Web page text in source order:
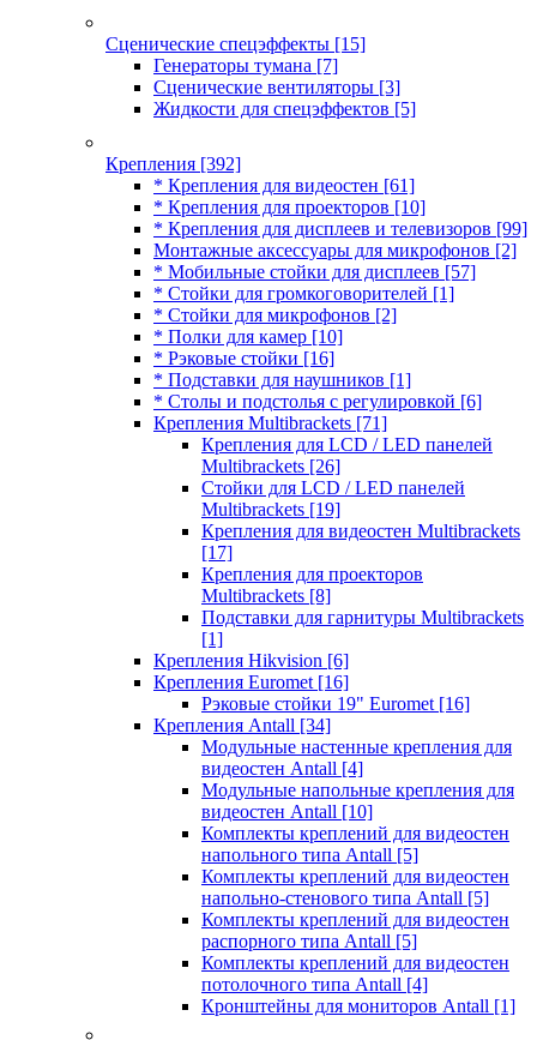
Сценические спецэффекты [15]
Генераторы тумана [7]
Сценические вентиляторы [3]
Жидкости для спецэффектов [5]
Крепления [392]
* Крепления для видеостен [61]
* Крепления для проекторов [10]
* Крепления для дисплеев и телевизоров [99]
Монтажные аксессуары для микрофонов [2]
* Мобильные стойки для дисплеев [57]
* Стойки для громкоговорителей [1]
* Стойки для микрофонов [2]
* Полки для камер [10]
* Рэковые стойки [16]
* Подставки для наушников [1]
* Столы и подстолья с регулировкой [6]
Крепления Multibrackets [71]
Крепления для LCD / LED панелей
Multibrackets [26]
Стойки для LCD / LED панелей
Multibrackets [19]
Крепления для видеостен Multibrackets
[17]
Крепления для проекторов
Multibrackets [8]
Подставки для гарнитуры Multibrackets
[1]
Крепления Hikvision [6]
Крепления Euromet [16]
Рэковые стойки 19" Euromet [16]
Крепления Antall [34]
Модульные настенные крепления для
видеостен Antall [4]
Модульные напольные крепления для
видеостен Antall [10]
Комплекты креплений для видеостен
напольного типа Antall [5]
Комплекты креплений для видеостен
напольно-стенового типа Antall [5]
Комплекты креплений для видеостен
распорного типа Antall [5]
Комплекты креплений для видеостен
потолочного типа Antall [4]
Кронштейны для мониторов Antall [1]